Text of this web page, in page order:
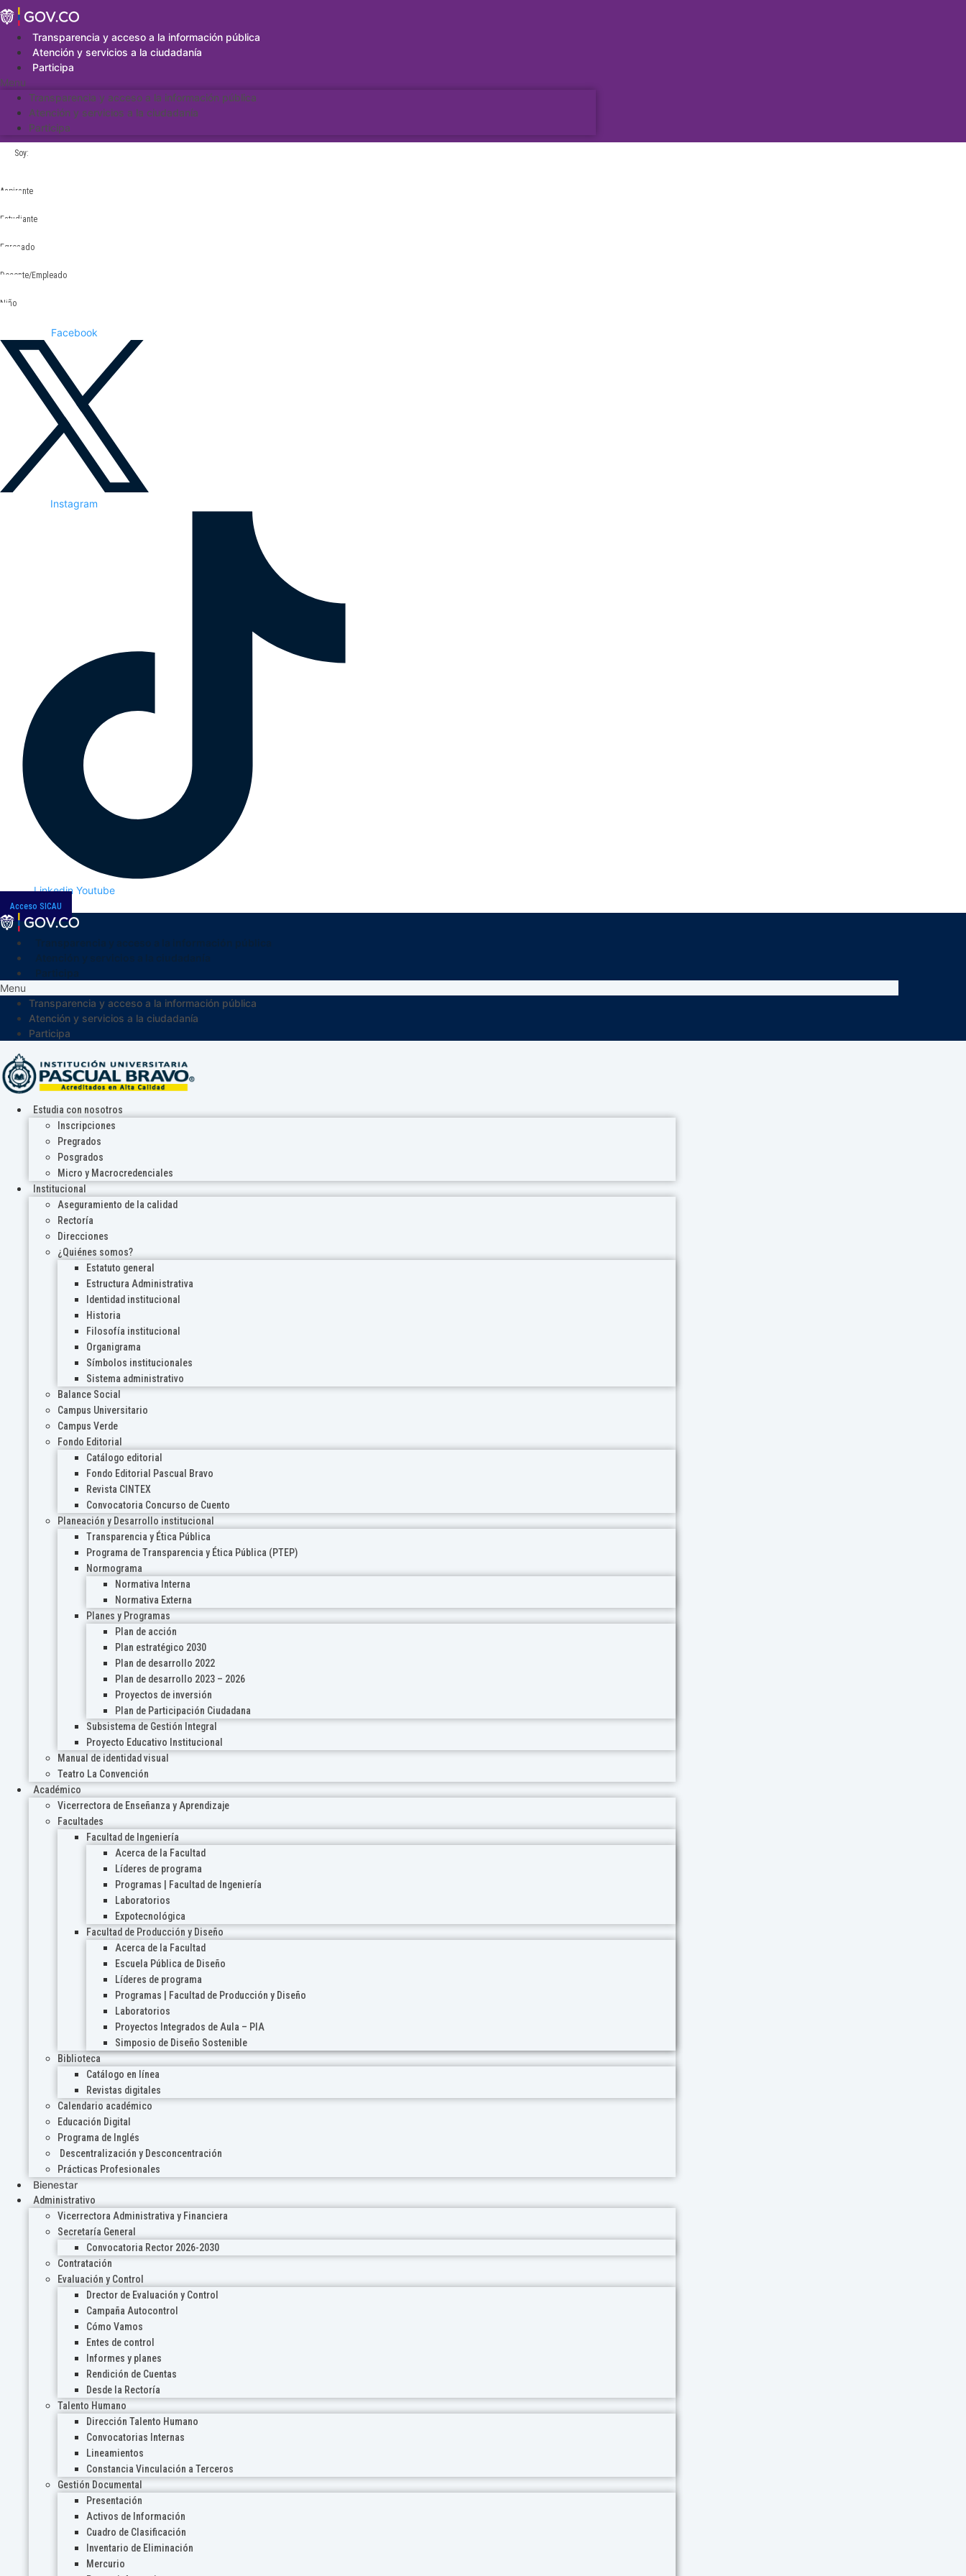
Saltar
al
contenidoTransparencia y acceso a la información pública
Atención y servicios a la ciudadanía
Participa
Menu
Transparencia y acceso a la información pública
Atención y servicios a la ciudadanía
Participa
Soy:
Aspirante
Estudiante
Egresado
Docente/Empleado
Niño
Facebook
Instagram
Linkedin Youtube
Acceso SICAU
Menu
Transparencia y acceso a la información pública
Atención y servicios a la ciudadanía
Participa
Estudia con nosotros
Inscripciones
Pregrados
Posgrados
Micro y Macrocredenciales
Institucional
Aseguramiento de la calidad
Rectoría
Direcciones
¿Quiénes somos?
Estatuto general
Estructura Administrativa
Identidad institucional
Historia
Filosofía institucional
Organigrama
Símbolos institucionales
Sistema administrativo
Balance Social
Campus Universitario
Campus Verde
Fondo Editorial
Catálogo editorial
Fondo Editorial Pascual Bravo
Revista CINTEX
Convocatoria Concurso de Cuento
Planeación y Desarrollo institucional
Transparencia y Ética Pública
Programa de Transparencia y Ética Pública (PTEP)
Normograma
Normativa Interna
Normativa Externa
Planes y Programas
Plan de acción
Plan estratégico 2030
Plan de desarrollo 2022
Plan de desarrollo 2023 – 2026
Proyectos de inversión
Plan de Participación Ciudadana
Subsistema de Gestión Integral
Proyecto Educativo Institucional
Manual de identidad visual
Teatro La Convención
Académico
Vicerrectora de Enseñanza y Aprendizaje
Facultades
Facultad de Ingeniería
Acerca de la Facultad
Líderes de programa
Programas | Facultad de Ingeniería
Laboratorios
Expotecnológica
Facultad de Producción y Diseño
Acerca de la Facultad
Escuela Pública de Diseño
Líderes de programa
Programas | Facultad de Producción y Diseño
Laboratorios
Proyectos Integrados de Aula – PIA
Simposio de Diseño Sostenible
Biblioteca
Catálogo en línea
Revistas digitales
Calendario académico
Educación Digital
Programa de Inglés
Descentralización y Desconcentración
Prácticas Profesionales
Bienestar
Administrativo
Vicerrectora Administrativa y Financiera
Secretaría General
Convocatoria Rector 2026-2030
Contratación
Evaluación y Control
Drector de Evaluación y Control
Campaña Autocontrol
Cómo Vamos
Entes de control
Informes y planes
Rendición de Cuentas
Desde la Rectoría
Talento Humano
Dirección Talento Humano
Convocatorias Internas
Lineamientos
Constancia Vinculación a Terceros
Gestión Documental
Presentación
Activos de Información
Cuadro de Clasificación
Inventario de Eliminación
Mercurio